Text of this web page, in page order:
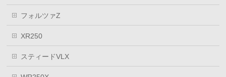
フォルツァZ
XR250
スティードVLX